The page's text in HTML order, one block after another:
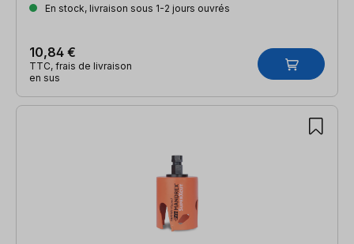
En stock, livraison sous 1-2 jours ouvrés
10,84 €
TTC, frais de livraison
en sus